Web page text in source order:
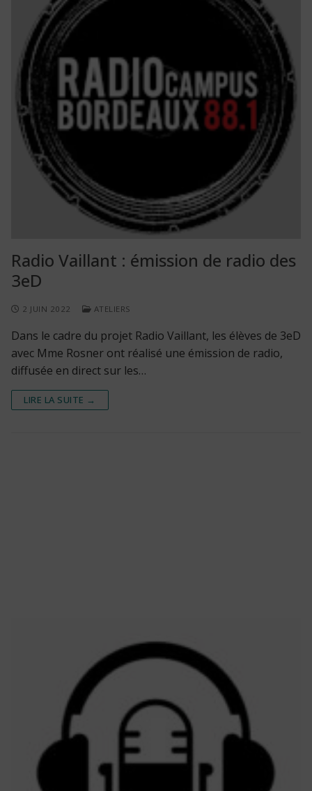
Radio Vaillant : émission de radio des
3eD
2 JUIN 2022 ATELIERS
Dans le cadre du projet Radio Vaillant, les élèves de 3eD
avec Mme Rosner ont réalisé une émission de radio,
diffusée en direct sur les…
LIRE LA SUITE →